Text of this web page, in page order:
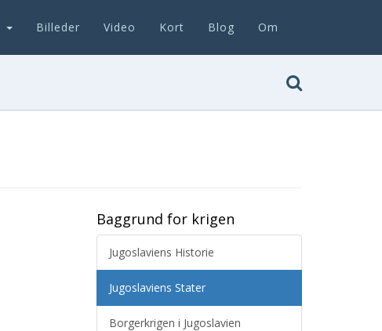
Billeder Video Kort Blog Om
Baggrund for krigen
Jugoslaviens Historie
Jugoslaviens Stater
Borgerkrigen i Jugoslavien